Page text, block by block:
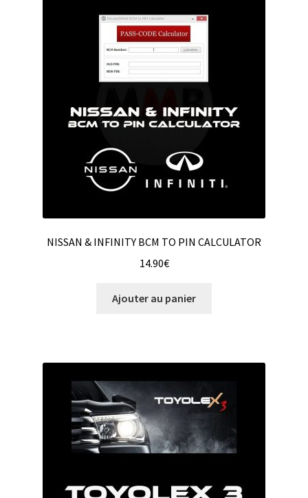
NISSAN & INFINITY BCM TO PIN CALCULATOR
14.90€
Ajouter au panier